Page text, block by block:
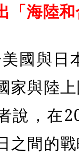
「海陸
國與日
家與陸
說，在
之間的